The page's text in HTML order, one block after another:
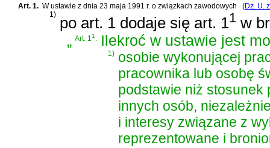
Art. 1. Wustawie z dnia 23 maja 1991 r. o związkach zawodowych (Dz. U.
1) po art. 1 dodaje się art. 11 w
„Art. 1 1 Ilekroć w ustawie jest
1) osobie wykonującej
pracownika lub osobę
podstawie niż stosunek
innych osób,
i interesy związane z
reprezentowane i